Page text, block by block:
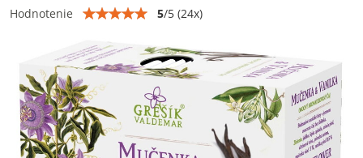
Hodnotenie 5/5 (24x)